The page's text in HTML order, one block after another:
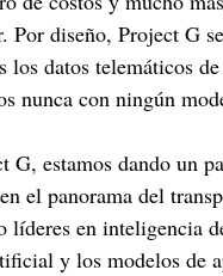
Por diseño, Project G
los datos telemáticos
nunca con ningún
G, estamos dando un
el panorama del
líderes en inteligencia
y los modelos de